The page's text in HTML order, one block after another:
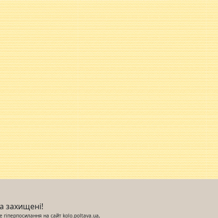
захищені!
гіперпосилання на сайт kolo.poltava.ua,